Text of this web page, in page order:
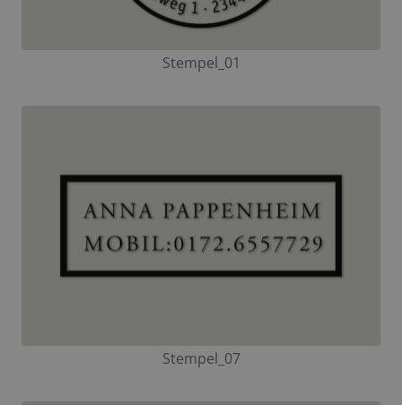
Stempel_01
Stempel_07